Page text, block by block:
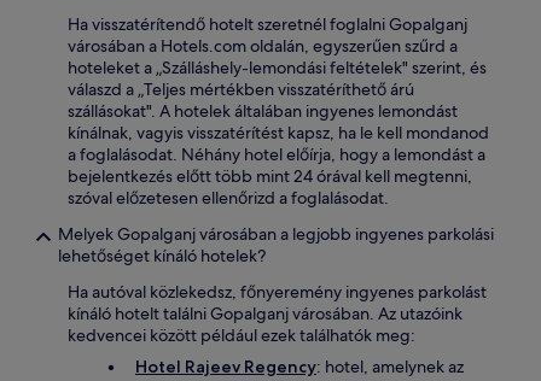
Ha visszatérítendő hotelt szeretnél foglalni Gopalganj
városában a Hotels.com oldalán, egyszerűen szűrd a
hoteleket a „Szálláshely-lemondási feltételek" szerint, és
válaszd a „Teljes mértékben visszatéríthető árú
szállásokat". A hotelek általában ingyenes lemondást
kínálnak, vagyis visszatérítést kapsz, ha le kell mondanod
a foglalásodat. Néhány hotel előírja, hogy a lemondást a
bejelentkezés előtt több mint 24 órával kell megtenni,
szóval előzetesen ellenőrizd a foglalásodat.
Melyek Gopalganj városában a legjobb ingyenes parkolási
lehetőséget kínáló hotelek?
Ha autóval közlekedsz, főnyeremény ingyenes parkolást
kínáló hotelt találni Gopalganj városában. Az utazóink
kedvencei között például ezek találhatók meg:
Hotel Rajeev Regency: hotel, amelynek az